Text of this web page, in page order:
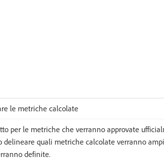
le metriche calcolate
per le metriche che verranno approvate
delineare quali metriche calcolate verranno
definite.